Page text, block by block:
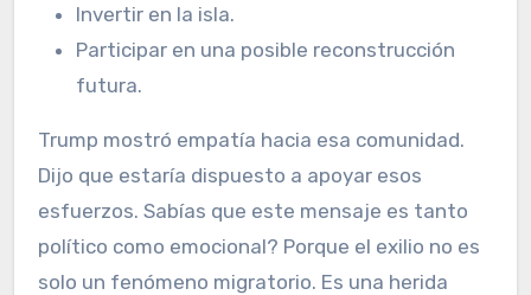
Invertir en la isla.
Participar en una posible reconstrucción
futura.
Trump mostró empatía hacia esa comunidad.
Dijo que estaría dispuesto a apoyar esos
esfuerzos. Sabías que este mensaje es tanto
político como emocional? Porque el exilio no es
solo un fenómeno migratorio. Es una herida